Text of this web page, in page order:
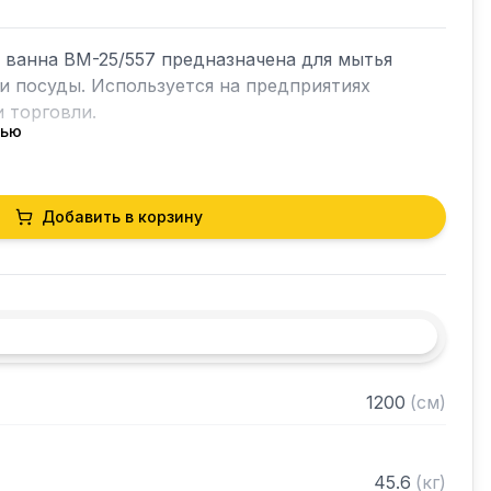
ВМ-25/557 предназначена для мытья
посуды. Используется на предприятиях
торговли.
сталь AISI304
1 мм
сталь AISI304
70 мм
Добавить в корзину
1200 (см)
45.6 (кг)